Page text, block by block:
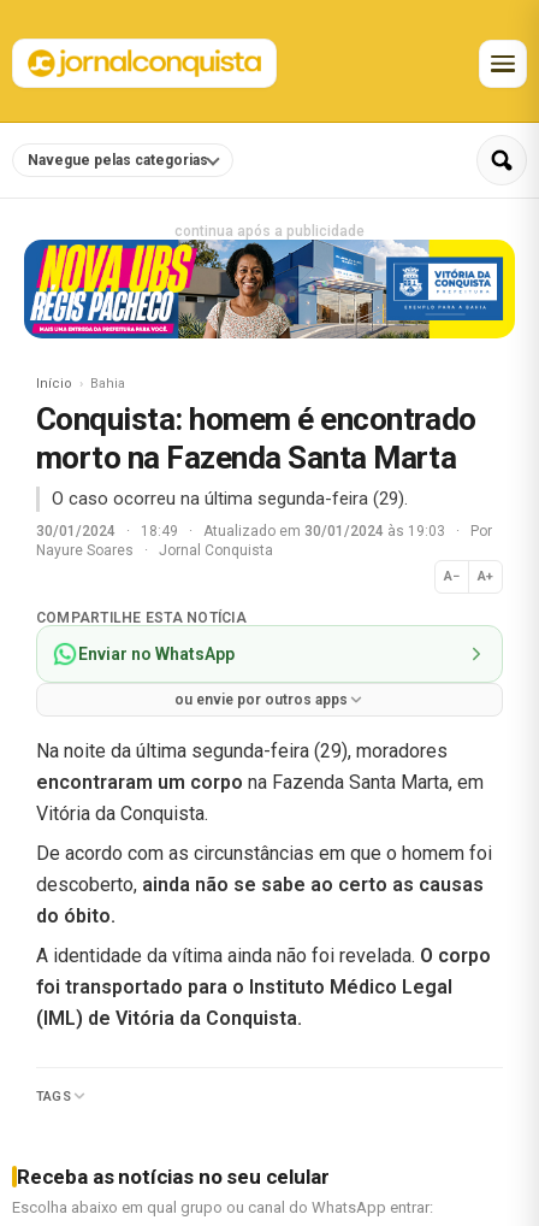
Navegue pelas categorias
continua após a publicidade
Início Bahia
Conquista: homem é encontrado
morto na Fazenda Santa Marta
O caso ocorreu na última segunda-feira (29).
30/01/2024 · 18:49 · Atualizado em 30/01/2024 às 19:03 ·
Por
Nayure Soares
· Jornal Conquista
A− A+
Normal
COMPARTILHE ESTA NOTÍCIA
Enviar no WhatsApp
ou envie por outros apps
Na noite da última segunda-feira (29), moradores
encontraram um corpo na Fazenda Santa Marta, em
Vitória da Conquista.
De acordo com as circunstâncias em que o homem foi
descoberto, ainda não se sabe ao certo as causas
do óbito.
A identidade da vítima ainda não foi revelada. O corpo
foi transportado para o Instituto Médico Legal
(IML) de Vitória da Conquista.
TAGS
Receba as notícias no seu celular
Escolha abaixo em qual grupo ou canal do WhatsApp entrar: